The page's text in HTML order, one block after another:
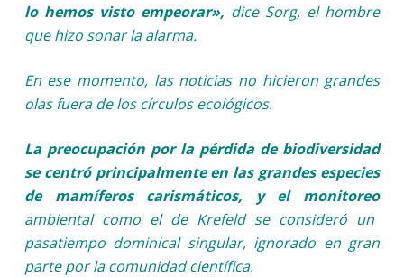
lo hemos visto empeorar», dice Sorg, el hombre
que hizo sonar la alarma.
En ese momento, las noticias no hicieron grandes
olas fuera de los círculos ecológicos.
La preocupación por la pérdida de biodiversidad
se centró principalmente en las grandes especies
de mamíferos carismáticos, y el monitoreo
ambiental como el de Krefeld se consideró un
pasatiempo dominical singular, ignorado en gran
parte por la comunidad científica.